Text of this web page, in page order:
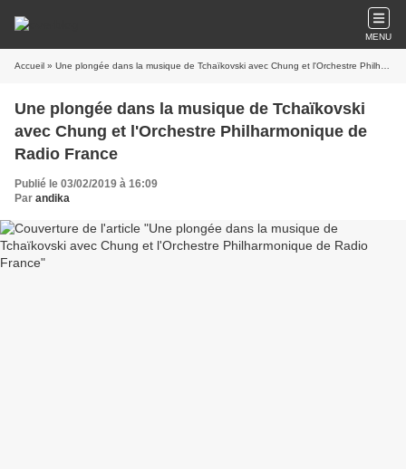
MENU
Accueil » Une plongée dans la musique de Tchaïkovski avec Chung et l'Orchestre Philharmonique de Radio France
Une plongée dans la musique de Tchaïkovski
avec Chung et l'Orchestre Philharmonique de
Radio France
Publié le 03/02/2019 à 16:09
Par andika